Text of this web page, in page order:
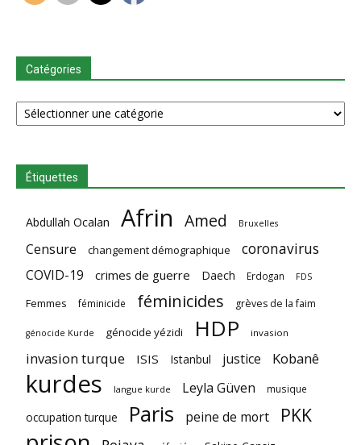
Catégories
Catégories
Étiquettes
Abdullah Ocalan Afrin Amed Bruxelles
Censure changement démographique coronavirus
COVID-19 crimes de guerre Daech Erdogan FDS
Femmes féminicide féminicides grèves de la faim
génocide Kurde génocide yézidi HDP invasion
invasion turque ISIS Istanbul justice Kobanê
kurdes langue kurde Leyla Güven musique
occupation turque Paris peine de mort PKK